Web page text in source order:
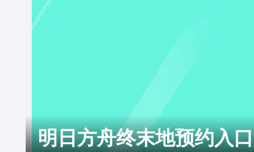
明日方舟终末地预约入口